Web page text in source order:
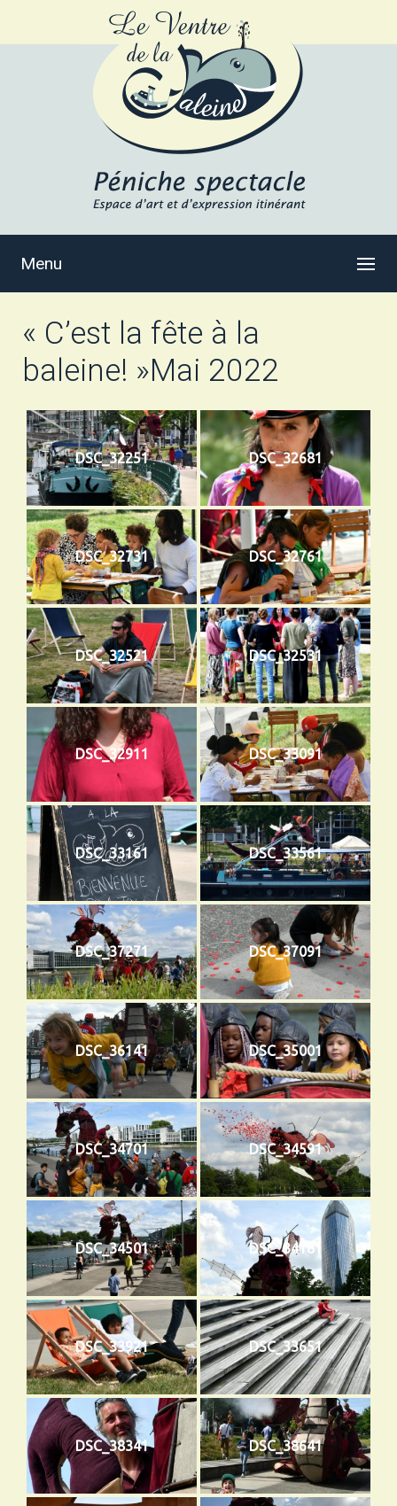
Menu
« C’est la fête à la
baleine! »Mai 2022
DSC_32251 DSC_32681
DSC_32731 DSC_32761
DSC_32521 DSC_32531
DSC_32911 DSC_33091
DSC_33161 DSC_33561
DSC_37271 DSC_37091
DSC_36141 DSC_35001
DSC_34701 DSC_34591
DSC_34501 DSC_34181
DSC_33921 DSC_33651
DSC_38341 DSC_38641